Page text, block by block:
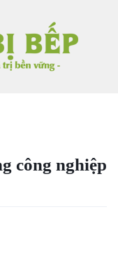
công nghiệp